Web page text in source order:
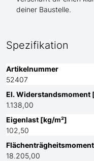
deiner Baustelle.
Spezifikation
Artikelnummer
52407
El. Widerstandsmoment
1.138,00
Eigenlast [kg/m²]
102,50
18.205,00